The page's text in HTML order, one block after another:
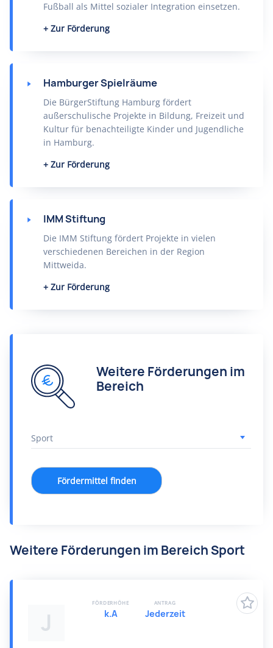
Fußball als Mittel sozialer Integration einsetzen.
Zur Förderung
Hamburger Spielräume
Die BürgerStiftung Hamburg fördert
außerschulische Projekte in Bildung, Freizeit und
Kultur für benachteiligte Kinder und Jugendliche
in Hamburg.
Zur Förderung
IMM Stiftung
Die IMM Stiftung fördert Projekte in vielen
verschiedenen Bereichen in der Region
Mittweida.
Zur Förderung
Weitere Förderungen im
Bereich
Fördermittel finden
Weitere Förderungen im Bereich Sport
J
FÖRDERHÖHE
k.A
ANTRAG
Jederzeit